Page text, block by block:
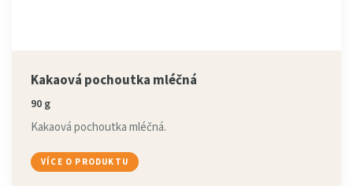
Kakaová pochoutka mléčná
90 g
Kakaová pochoutka mléčná.
VÍCE O PRODUKTU